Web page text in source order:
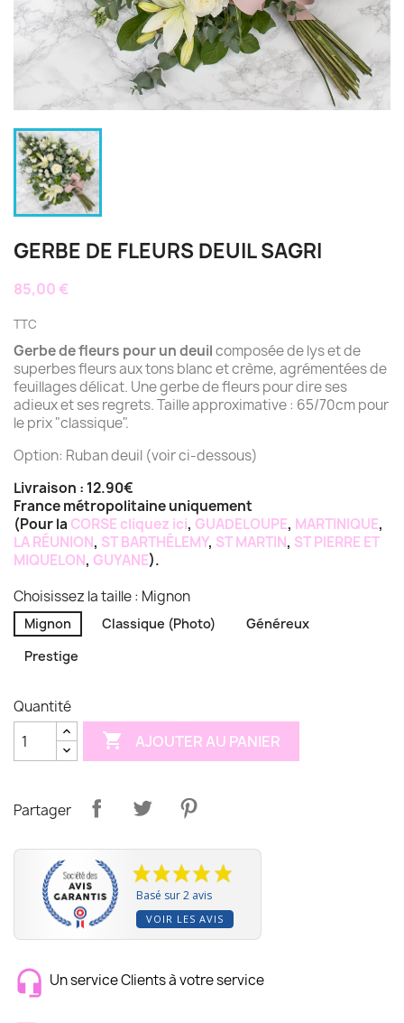
GERBE DE FLEURS DEUIL SAGRI
85,00 €
TTC
Gerbe de fleurs pour un deuilcomposée de lys et de
superbes fleurs aux tons blanc et crème, agrémentées de
feuillages délicat. Une gerbe de fleurs pour dire ses
adieux et ses regrets. Taille approximative : 65/70cm pour
le prix "classique".
Option: Ruban deuil (voir ci-dessous)
Livraison : 12.90€
France métropolitaine uniquement
(Pour la CORSE cliquez ici, GUADELOUPE, MARTINIQUE,
LA RÉUNION, ST BARTHÉLEMY, ST MARTIN, ST PIERRE ET
MIQUELON, GUYANE).
Choisissez la taille : Mignon
Mignon Classique (Photo)
Généreux
Prestige
Quantité
 AJOUTER AU PANIER
Partager
Basé sur 2 avis
VOIR LES AVIS
Un service Clients à votre service